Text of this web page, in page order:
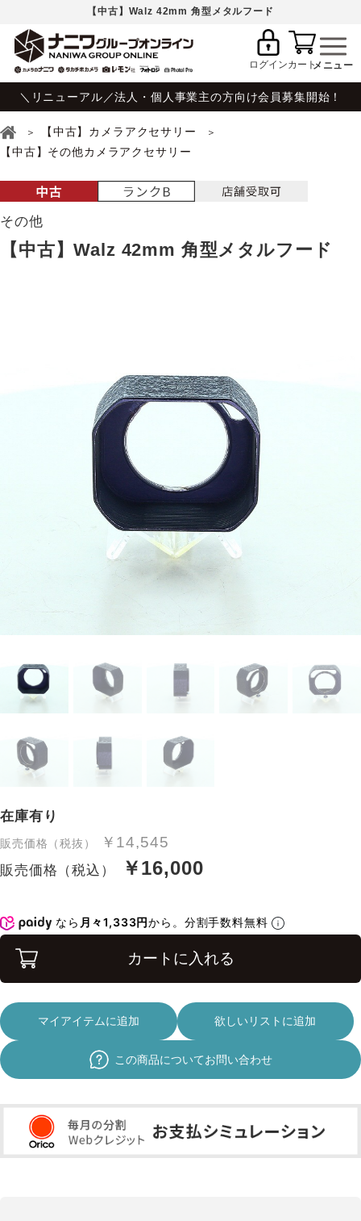
【中古】Walz 42mm 角型メタルフード
ログインカート
＼リニューアル／法人・個人事業主の方向け会員募集開始！
【中古】カメラアクセサリー
【中古】その他カメラアクセサリー
その他
【中古】Walz 42mm 角型メタルフード
在庫有り
販売価格（税抜） ￥14,545
販売価格（税込） ￥16,000
なら 月々1,333円から。分割手数料無料
カートに入れる
マイアイテムに追加 欲しいリストに追加
この商品についてお問い合わせ